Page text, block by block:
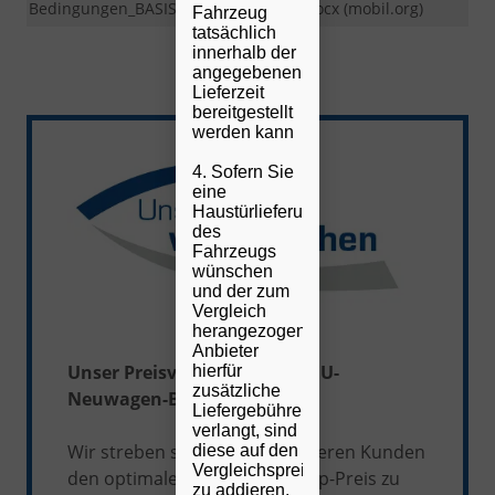
Sie
Bedingungen_BASIS_ab2021_09_END.docx (mobil.org)
Unser Preisversprechen bei EU-
Neuwagen-Bestellungen!*
Wir streben stets danach, unseren Kunden
den optimalen Service zum Top-Preis zu
Fahrzeug
tatsächlich
innerhalb der
angegebenen
Lieferzeit
bereitgestellt
werden kann
4. Sofern Sie
eine
Haustürlieferung
des
Fahrzeugs
wünschen
und der zum
Vergleich
herangezogene
Anbieter
hierfür
zusätzliche
Liefergebühren
verlangt, sind
diese auf den
Vergleichspreis
zu addieren.